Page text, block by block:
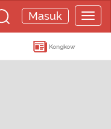
Masuk
Kongkow